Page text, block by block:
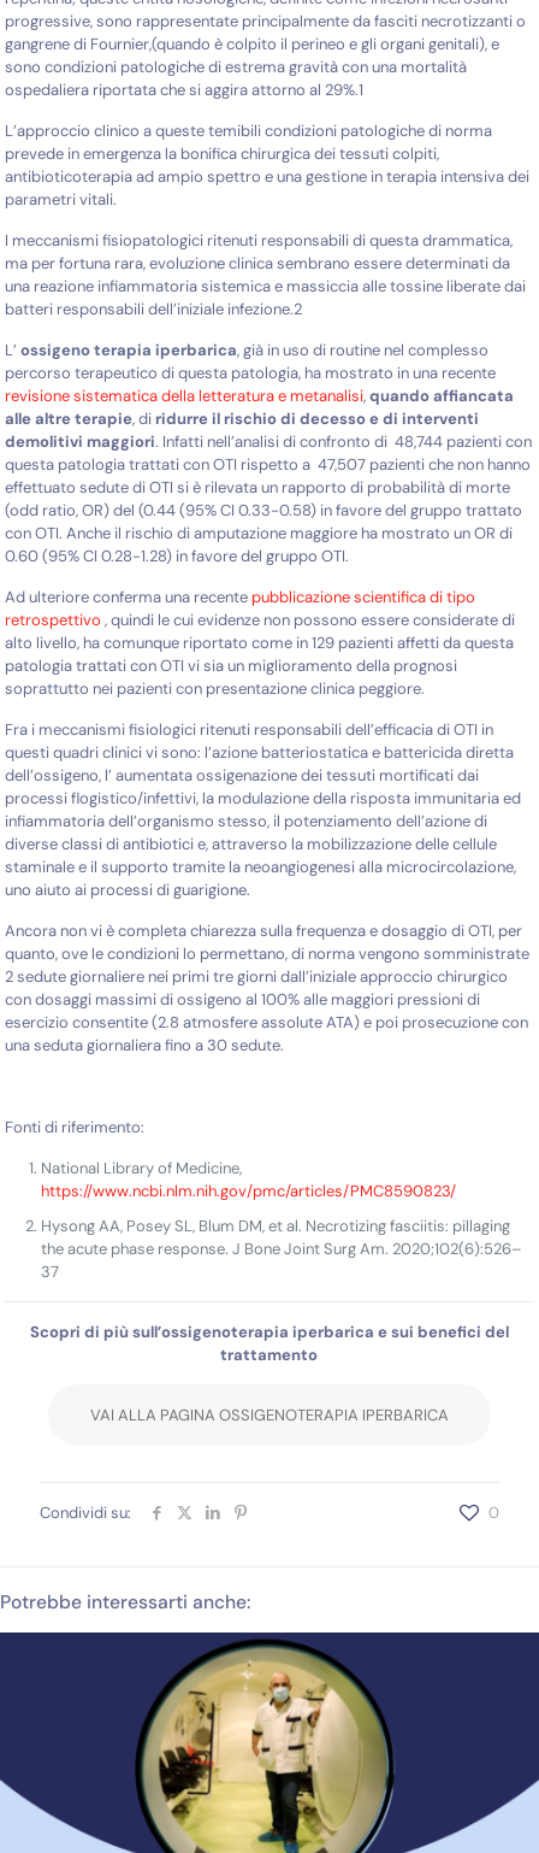
progressive, sono rappresentate principalmente da fasciti necrotizzanti o
gangrene di Fournier,(quando è colpito il perineo e gli organi genitali), e
sono condizioni patologiche di estrema gravità con una mortalità
ospedaliera riportata che si aggira attorno al 29%.1
L’approccio clinico a queste temibili condizioni patologiche di norma
prevede in emergenza la bonifica chirurgica dei tessuti colpiti,
antibioticoterapia ad ampio spettro e una gestione in terapia intensiva dei
parametri vitali.
I meccanismi fisiopatologici ritenuti responsabili di questa drammatica,
ma per fortuna rara, evoluzione clinica sembrano essere determinati da
una reazione infiammatoria sistemica e massiccia alle tossine liberate dai
batteri responsabili dell’iniziale infezione.2
L’ossigeno terapia iperbarica, già in uso di routine nel complesso
percorso terapeutico di questa patologia, ha mostrato in una recente
revisione sistematica della letteratura e metanalisi,quando affiancata
alle altre terapie, di ridurre il rischio di decesso e di interventi
demolitivi maggiori. Infatti nell’analisi di confronto di48,744 pazienti con
questa patologia trattati con OTI rispetto a 47,507 pazienti che non hanno
effettuato sedute di OTI si è rilevata un rapporto di probabilità di morte
(odd ratio, OR) del (0.44 (95% CI 0.33-0.58) in favore del gruppo trattato
con OTI. Anche il rischio di amputazione maggiore ha mostrato un OR di
0.60 (95% CI 0.28-1.28) in favore del gruppo OTI.
Ad ulteriore conferma una recente pubblicazione scientifica di tipo
retrospettivo, quindi le cui evidenze non possono essere considerate di
alto livello, ha comunque riportato come in 129 pazienti affetti da questa
patologia trattati con OTI vi sia un miglioramento della prognosi
soprattutto nei pazienti con presentazione clinica peggiore.
Fra i meccanismi fisiologici ritenuti responsabili dell’efficacia di OTI in
questi quadri clinici vi sono: l’azione batteriostatica e battericida diretta
dell’ossigeno, l’ aumentata ossigenazione dei tessuti mortificati dai
processi flogistico/infettivi, la modulazione della risposta immunitaria ed
infiammatoria dell’organismo stesso, il potenziamento dell’azione di
diverse classi di antibiotici e, attraverso la mobilizzazione delle cellule
staminale e il supporto tramite la neoangiogenesi alla microcircolazione,
uno aiuto ai processi di guarigione.
Ancora non vi è completa chiarezza sulla frequenza e dosaggio di OTI, per
quanto, ove le condizioni lo permettano, di norma vengono somministrate
2 sedute giornaliere nei primi tre giorni dall’iniziale approccio chirurgico
con dosaggi massimi di ossigeno al 100% alle maggiori pressioni di
esercizio consentite (2.8 atmosfere assolute ATA) e poi prosecuzione con
una seduta giornaliera fino a 30 sedute.
Fonti di riferimento:
National Library of Medicine,
https://www.ncbi.nlm.nih.gov/pmc/articles/PMC8590823/
Hysong AA, Posey SL, Blum DM, et al. Necrotizing fasciitis: pillaging
the acute phase response. J Bone Joint Surg Am. 2020;102(6):526–
37
Scopri di più sull’ossigenoterapia iperbarica e sui benefici del
trattamento
VAI ALLA PAGINA OSSIGENOTERAPIA IPERBARICA
Condividi su: 0
Potrebbe interessarti anche: